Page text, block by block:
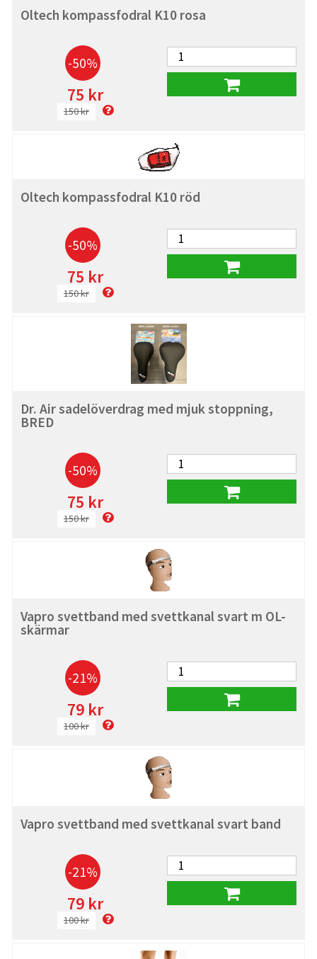
Oltech kompassfodral K10 rosa
-50%
75 kr
150 kr
Oltech kompassfodral K10 röd
-50%
75 kr
150 kr
Dr. Air sadelöverdrag med mjuk stoppning,
BRED
-50%
75 kr
150 kr
Vapro svettband med svettkanal svart m OL-
skärmar
-21%
79 kr
100 kr
Vapro svettband med svettkanal svart band
-21%
79 kr
100 kr